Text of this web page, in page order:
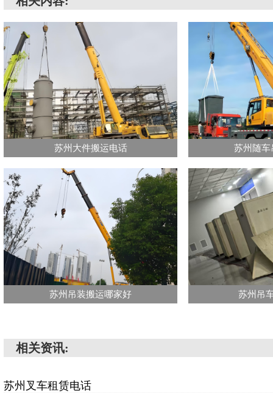
苏州大件搬运电话 苏州随车
苏州吊装搬运哪家好 苏州吊
相关资讯:
苏州叉车租赁电话